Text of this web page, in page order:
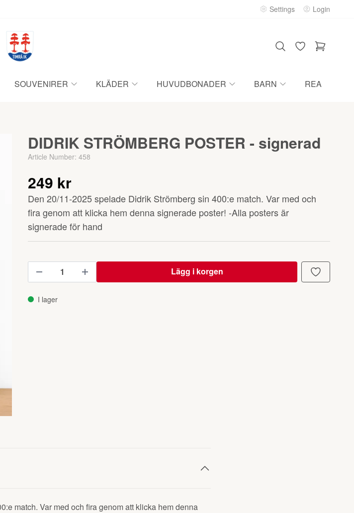
Settings Login
SOUVENIRER KLÄDER HUVUDBONADER BARN REA
DIDRIK STRÖMBERG POSTER - signerad
Article Number: 458
249 kr
Den 20/11-2025 spelade Didrik Strömberg sin 400:e match. Var med och
fira genom att klicka hem denna signerade poster! -Alla posters är
signerade för hand
Lägg i korgen
I lager
match. Var med och fira genom att klicka hem denna